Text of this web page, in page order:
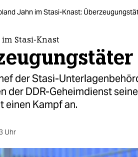
Jahn im Stasi-Knast:
Stasi-Knast
der Stasi-
der DDR-Geheimdienst
einen Kampf an.
Uhr